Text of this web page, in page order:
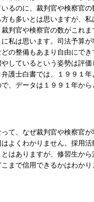
るのに、裁判官や検察官
も多いとは思いますが、
判官や検察官の数がこれ
に私は思います。司法予算
の整備もあまり自由にで
しているという姿勢は評価
護士白書では、１９９１
、データは１９９１年から
て、なぜ裁判官や検察官
よくわかりません。採用
はありますが、修習生か
まで信用できるかはわかり